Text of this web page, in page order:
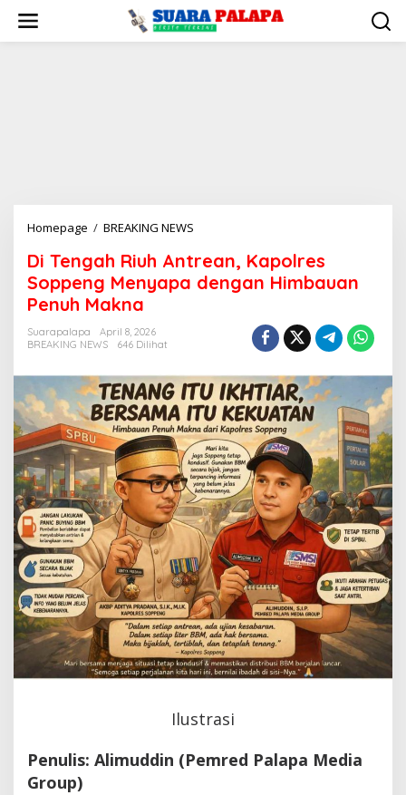
konten
Homepage / BREAKING NEWS
Riuh
Antrean,
Himbauan
Penuh
Makna
Di Tengah Riuh Antrean, Kapolres
Soppeng Menyapa dengan Himbauan
Penuh Makna
Suarapalapa
April 8, 2026
BREAKING NEWS
646 Dilihat
Ilustrasi
Penulis: Alimuddin (Pemred Palapa Media
Group)